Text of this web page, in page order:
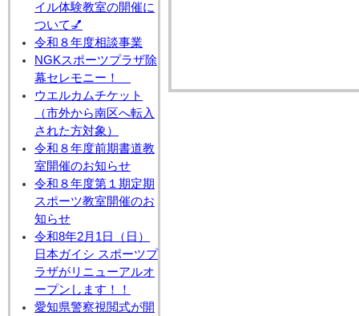
イル体験教室の開催に
ついて💅
令和８年度相談事業
NGKスポーツプラザ除
幕セレモニー！
ウエルカムチケット
（市外から南区へ転入
された方対象）
令和８年度前期書道教
室開催のお知らせ
令和８年度第１期定期
スポーツ教室開催のお
知らせ
令和8年2月1日（日）
日本ガイシ スポーツプ
ラザがリニューアルオ
ープンします！！
愛知県警察視閲式が開